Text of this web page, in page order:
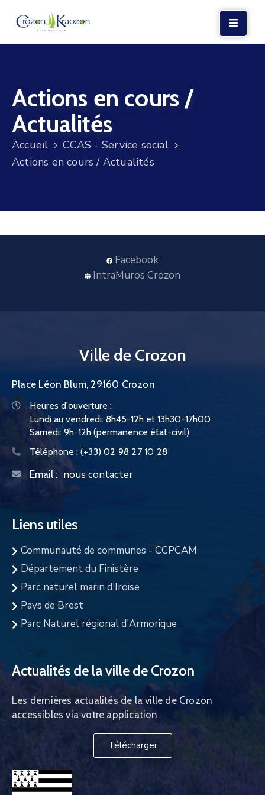
VIE
LOCALE
VIE
SOCIALE
Actions en cours /
Actualités
Accueil
CCAS - Service social
Actions en cours / Actualités
Facebook
IntraMuros Crozon
Ville de Crozon
Place Léon Blum, 29160 Crozon
Heures d'ouverture :
Lundi au vendredi: 8h45-12h et 13h30-17h00
Samedi: 9h-12h (permanence état-civil)
Téléphone : (+33) 02 98 27 10 28
Email : nous contacter
Liens utiles
Communauté de communes - CCPCAM
Département du Finistère
Parc naturel marin d'Iroise
Pays de Brest
Parc Naturel régional d'Armorique
Actualités de la ville de Crozon
Les dernières actualités de la ville de Crozon
accessibles via votre application.
Télécharger